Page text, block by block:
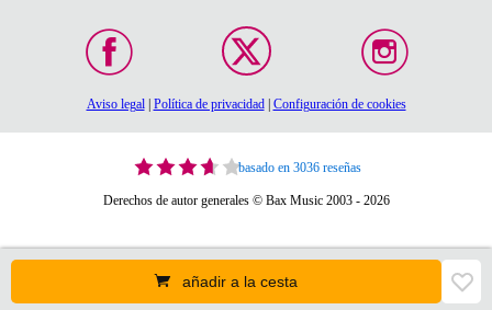
añadir a la cesta
Aviso legal| Política de privacidad| Configuración de cookies
basado en 3036 reseñas
Derechos de autor generales © Bax Music 2003 - 2026